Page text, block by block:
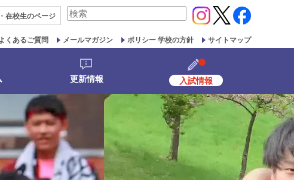
・在校生のページ
検
対
象:
くあるご質問 メールマガジン ポリシー 学校の方針 サイトマップ
更新情報 入試情報